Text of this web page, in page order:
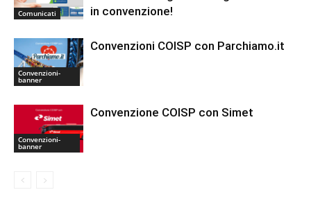
Comunicati
in convenzione!
Convenzioni-
banner
Convenzioni COISP con Parchiamo.it
Convenzioni-
banner
Convenzione COISP con Simet